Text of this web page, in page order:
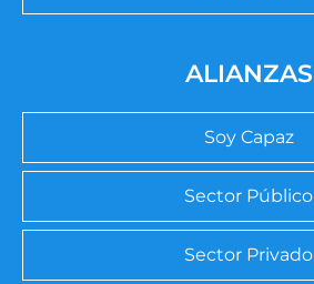
ALIANZAS
Soy Capaz
Sector Público
Sector Privado